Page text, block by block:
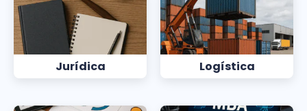
Jurídica Logística